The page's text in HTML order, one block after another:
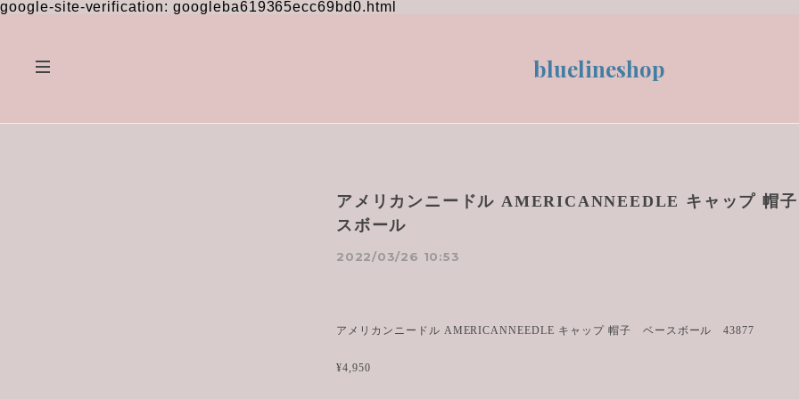
google-site-verification: googleba619365ecc69bd0.html
bluelineshop
アメリカンニードル AMERICANNEEDLE キャップ 帽
スボール
2022/03/26 10:53
アメリカンニードル AMERICANNEEDLE キャップ 帽子 ベースボール 43877
¥4,950